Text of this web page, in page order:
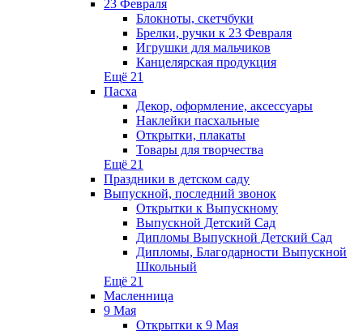
23 Февраля
Блокноты, скетчбуки
Брелки, ручки к 23 Февраля
Игрушки для мальчиков
Канцелярская продукция
Ещё 21
Пасха
Декор, оформление, аксессуары
Наклейки пасхальные
Открытки, плакаты
Товары для творчества
Ещё 21
Праздники в детском саду
Выпускной, последний звонок
Открытки к Выпускному
Выпускной Детский Сад
Дипломы Выпускной Детский Сад
Дипломы, Благодарности Выпускной
Школьный
Ещё 21
Масленница
9 Мая
Открытки к 9 Мая